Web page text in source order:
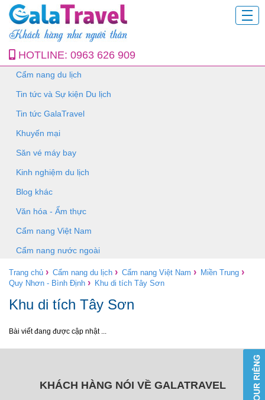
HOTLINE: 0963 626 909
Cẩm nang du lịch
Tin tức và Sự kiện Du lịch
Tin tức GalaTravel
Khuyến mại
Săn vé máy bay
Kinh nghiệm du lịch
Blog khác
Văn hóa - Ẩm thực
Cẩm nang Việt Nam
Cẩm nang nước ngoài
Trang chủ › Cẩm nang du lịch › Cẩm nang Việt Nam › Miền Trung ›
Quy Nhơn - Bình Định › Khu di tích Tây Sơn
Khu di tích Tây Sơn
Bài viết đang được cập nhật ...
KHÁCH HÀNG NÓI VỀ GALATRAVEL